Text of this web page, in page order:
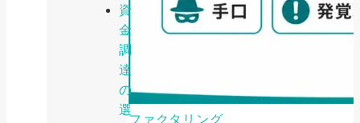
資
金
調
達
の
選
ファクタリング